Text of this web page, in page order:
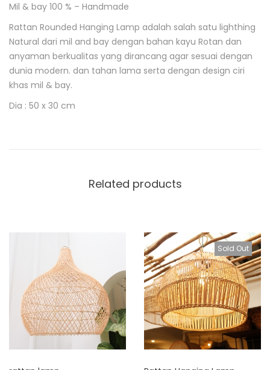
D
e
s
c
r
i
p
i
Mil & bay 100 % – Handmade
Rattan Rounded Hanging Lamp adalah salah satu lighthing
Natural dari mil and bay dengan bahan kayu Rotan dan
anyaman berkualitas yang dirancang agar sesuai dengan
dunia modern. dan tahan lama serta dengan design ciri
khas mil & bay.
Dia : 50 x 30 cm
Related products
Sold Out